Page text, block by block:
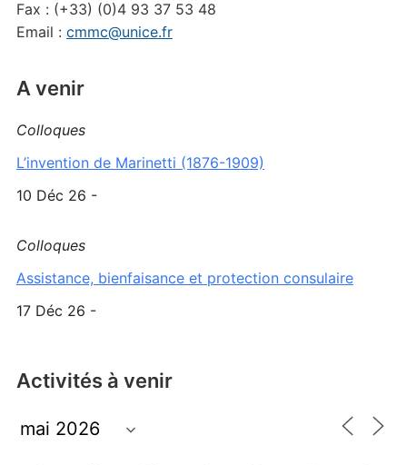
Fax : (+33) (0)4 93 37 53 48
Email : cmmc@unice.fr
A venir
Colloques
L’invention de Marinetti (1876-1909)
10 Déc 26 -
Colloques
Assistance, bienfaisance et protection consulaire
17 Déc 26 -
Activités à venir